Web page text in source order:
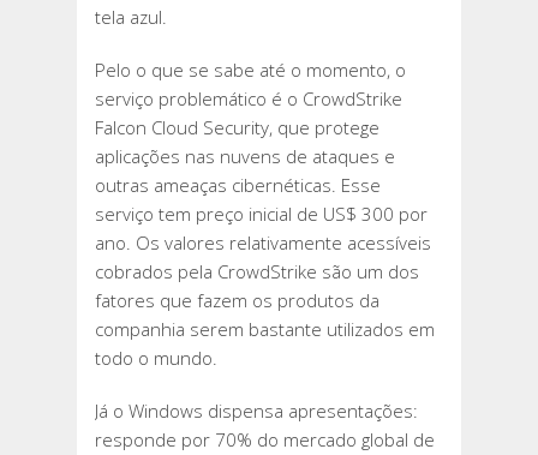
tela azul.
Pelo o que se sabe até o momento, o
serviço problemático é o CrowdStrike
Falcon Cloud Security, que protege
aplicações nas nuvens de ataques e
outras ameaças cibernéticas. Esse
serviço tem preço inicial de US$ 300 por
ano. Os valores relativamente acessíveis
cobrados pela CrowdStrike são um dos
fatores que fazem os produtos da
companhia serem bastante utilizados em
todo o mundo.
Já o Windows dispensa apresentações:
responde por 70% do mercado global de